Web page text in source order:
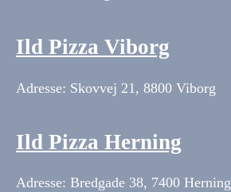
Ild Pizza Viborg
Adresse: Skovvej 21, 8800 Viborg
Ild Pizza Herning
Adresse: Bredgade 38, 7400 Herning